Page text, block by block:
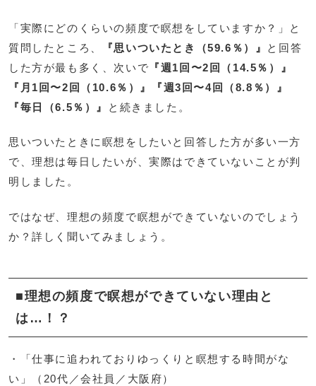
「実際にどのくらいの頻度で瞑想をしていますか？」と
質問したところ、
『思いついたとき（59.6％）』 と回答
した方が最も多く、次いで 『週1回〜2回（14.5％）』
『月1回〜2回（10.6％）』『週3回〜4回（8.8％）』
『毎日（6.5％）』
と続きました。
思いついたときに瞑想をしたいと回答した方が多い一方
で、理想は毎日したいが、実際はできていないことが判
明しました。
ではなぜ、理想の頻度で瞑想ができていないのでしょう
か？詳しく聞いてみましょう。
■理想の頻度で瞑想ができていない理由と
は…！？
・「仕事に追われておりゆっくりと瞑想する時間がな
い」（20代／会社員／大阪府）